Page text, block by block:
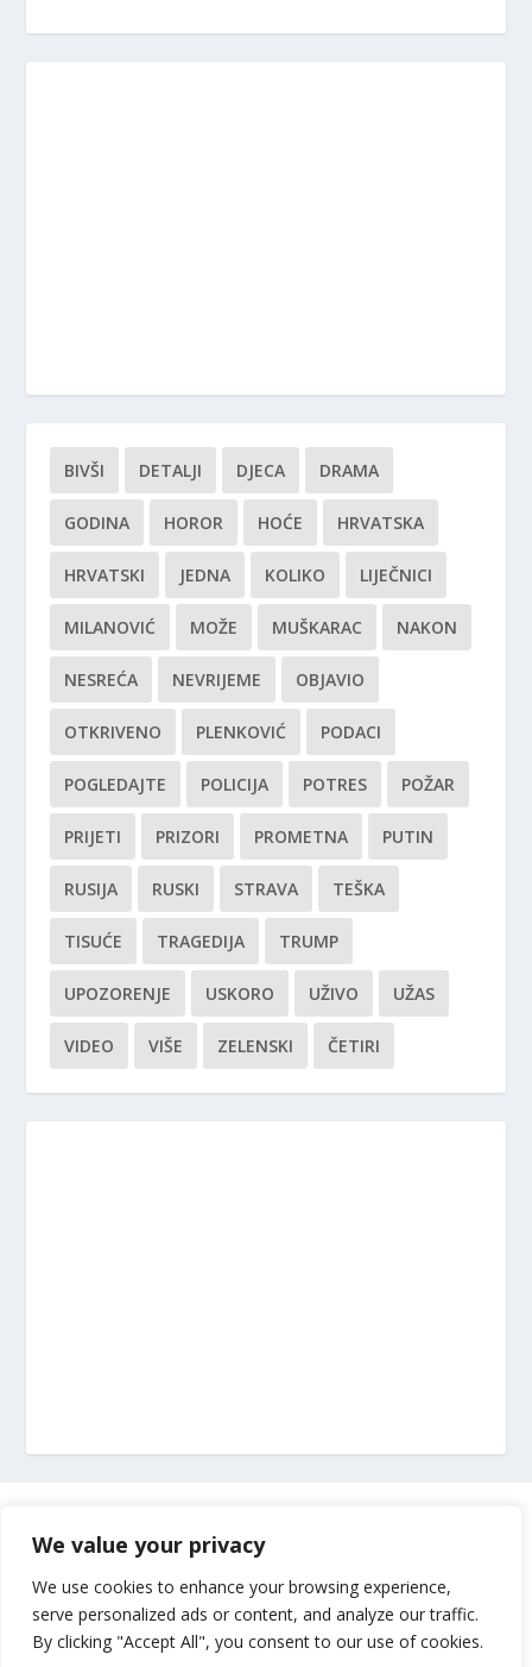
We value your privacy
We use cookies to enhance your browsing experience,
serve personalized ads or content, and analyze our traffic.
By clicking "Accept All", you consent to our use of cookies.
BIVŠI DETALJI DJECA DRAMA
GODINA HOROR HOĆE HRVATSKA
HRVATSKI JEDNA KOLIKO LIJEČNICI
MILANOVIĆ MOŽE MUŠKARAC NAKON
NESREĆA NEVRIJEME OBJAVIO
OTKRIVENO PLENKOVIĆ PODACI
POGLEDAJTE POLICIJA POTRES POŽAR
PRIJETI PRIZORI PROMETNA PUTIN
RUSIJA RUSKI STRAVA TEŠKA
TISUĆE TRAGEDIJA TRUMP
UPOZORENJE USKORO UŽIVO UŽAS
VIDEO VIŠE ZELENSKI ČETIRI
Impressum
Uvjeti korištenja